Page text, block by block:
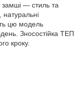
замші — стиль та
натуральні
цю модель
Зносостійка ТЕП
кроку.